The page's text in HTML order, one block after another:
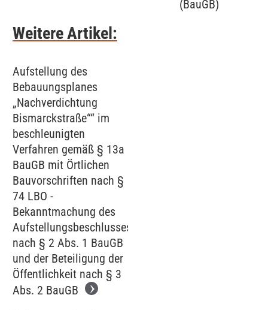
(BauGB)
Weitere Artikel:
Aufstellung des
Bebauungsplanes
„Nachverdichtung
Bismarckstraße““ im
beschleunigten
Verfahren gemäß § 13a
BauGB mit Örtlichen
Bauvorschriften nach §
74 LBO -
Bekanntmachung des
Aufstellungsbeschlusses
nach § 2 Abs. 1 BauGB
und der Beteiligung der
Öffentlichkeit nach § 3
Abs. 2 BauGB